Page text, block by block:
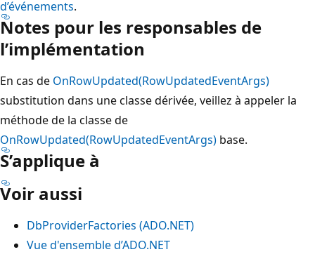
d’événements.
Notes pour les responsables de
l’implémentation
En cas de OnRowUpdated(RowUpdatedEventArgs)
substitution dans une classe dérivée, veillez à appeler la
méthode de la classe de
OnRowUpdated(RowUpdatedEventArgs) base.
S’applique à
Voir aussi
DbProviderFactories (ADO.NET)
Vue d'ensemble d’ADO.NET